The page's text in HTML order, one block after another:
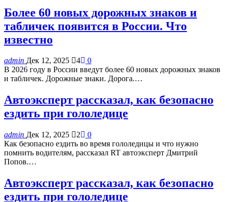
Более 60 новых дорожных знаков и
табличек появится в России. Что
известно
admin Дек 12, 2025 4
0
В 2026 году в России введут более 60 новых дорожных знаков
и табличек. Дорожные знаки. Дорога.…
Автоэксперт рассказал, как безопасно
ездить при гололедице
admin Дек 12, 2025 2
0
Как безопасно ездить во время гололедицы и что нужно
помнить водителям, рассказал RT автоэксперт Дмитрий
Попов.…
Автоэксперт рассказал, как безопасно
ездить при гололедице